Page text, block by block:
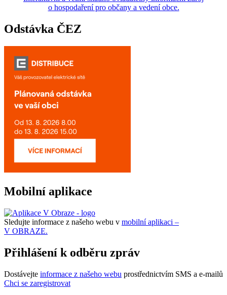
o hospodaření pro občany a vedení obce.
Odstávka ČEZ
Mobilní aplikace
Sledujte informace z našeho webu v mobilní aplikaci –
V OBRAZE.
Přihlášení k odběru zpráv
Dostávejte informace z našeho webu prostřednictvím SMS a e-mailů
Chci se zaregistrovat